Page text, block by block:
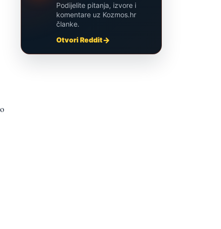
Podijelite pitanja, izvore i
komentare uz Kozmos.hr
članke.
Otvori Reddit